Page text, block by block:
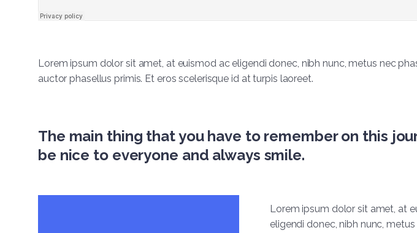
Lorem ipsum dolor sit amet, at euismod ac eligendi donec, nibh nunc, metus nec
auctor phasellus primis. Et eros scelerisque id at turpis laoreet.
The main thing that you have to remember on this
be nice to everyone and always smile.
Lorem ipsum dolor sit amet, at
eligendi donec, nibh nunc,